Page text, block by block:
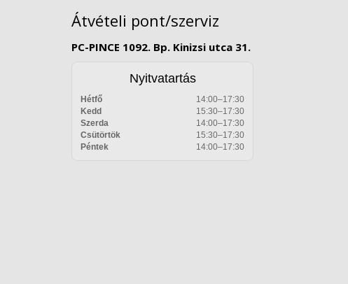
Átvételi pont/szerviz
PC-PINCE 1092. Bp. Kinizsi utca 31.
Nyitvatartás
Hétfő
14:00–17:30
Kedd
15:30–17:30
Szerda
14:00–17:30
Csütörtök
15:30–17:30
Péntek
14:00–17:30